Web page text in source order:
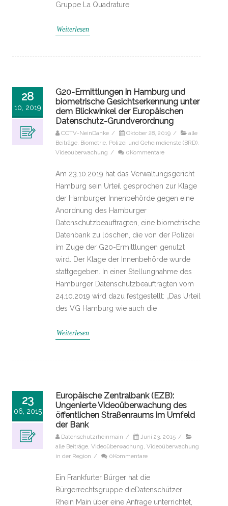
Gruppe La Quadrature
Weiterlesen
28
10, 2019
G20-Ermittlungen in Hamburg und
biometrische Gesichtserkennung unter
dem Blickwinkel der Europäischen
Datenschutz-Grundverordnung
CCTV-NeinDanke / Oktober 28, 2019 /
alle
Beiträge, Biometrie, Polizei und Geheimdienste (BRD),
Videoüberwachung / 0Kommentare
Am 23.10.2019 hat das Verwaltungsgericht
Hamburg sein Urteil gesprochen zur Klage
der Hamburger Innenbehörde gegen eine
Anordnung des Hamburger
Datenschutzbeauftragten, eine biometrische
Datenbank zu löschen, die von der Polizei
im Zuge der G20-Ermittlungen genutzt
wird. Der Klage der Innenbehörde wurde
stattgegeben. In einer Stellungnahme des
Hamburger Datenschutzbeauftragten vom
24.10.2019 wird dazu festgestellt: „Das Urteil
des VG Hamburg wie auch die
Weiterlesen
23
06, 2015
Europäische Zentralbank (EZB):
Ungenierte Videoüberwachung des
öffentlichen Straßenraums im Umfeld
der Bank
Datenschutzrheinmain / Juni 23, 2015 /
alle Beiträge, Videoüberwachung, Videoüberwachung
in der Region / 0Kommentare
Ein Frankfurter Bürger hat die
Bürgerrechtsgruppe dieDatenschützer
Rhein Main über eine Anfrage unterrichtet,